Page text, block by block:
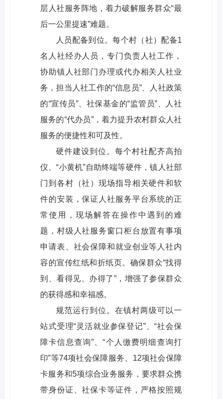
层人社服务阵地，着力破解服务群众“最
后一公里提速”难题。
人员配备到位。每个村（社）配备1
名人社经办人员，专门负责人社工作，
协助镇人社部门办理或代办相关人社业
务，担当人社工作的“信息员”、人社政策
的“宣传员”、社保基金的“监管员”、人社
服务的“代办员”，着力提升农村群众人社
服务的便捷性和可及性。
硬件建设到位。每个村社配齐高拍
仪、“小黄机”自助终端等硬件，镇人社部
门到各村（社）现场指导相关硬件和软
件的安装，保证人社服务平台系统的正
常使用，现场解答在操作中遇到的难
题，村级人社服务窗口柜台放置有事项
申请表、社会保障和就业创业等人社内
容的宣传红纸和折纸页。确保群众“找得
到、看得见、办得了”，增强了参保群众
的获得感和幸福感。
规范运行到位。在镇村两级可以一
站式受理“灵活就业参保登记”、“社会保
障卡信息查询”、“个人缴费明细查询打
印”等74项社会保障服务、12项社会保障
卡服务和5项综合业务服务，要求群众携
带身份证、社保卡等证件，严格按照规